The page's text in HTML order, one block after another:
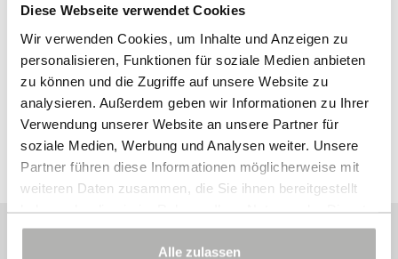
Diese Webseite verwendet Cookies
Wir verwenden Cookies, um Inhalte und Anzeigen zu
personalisieren, Funktionen für soziale Medien anbieten
zu können und die Zugriffe auf unsere Website zu
analysieren. Außerdem geben wir Informationen zu Ihrer
Verwendung unserer Website an unsere Partner für
soziale Medien, Werbung und Analysen weiter. Unsere
Partner führen diese Informationen möglicherweise mit
weiteren Daten zusammen, die Sie ihnen bereitgestellt
haben oder die sie im Rahmen Ihrer Nutzung der Dienste
gesammelt haben.
Alle zulassen
Schmuck-Atelier
Showroom
Sonnia
Versand
Warenkorb
Instagram